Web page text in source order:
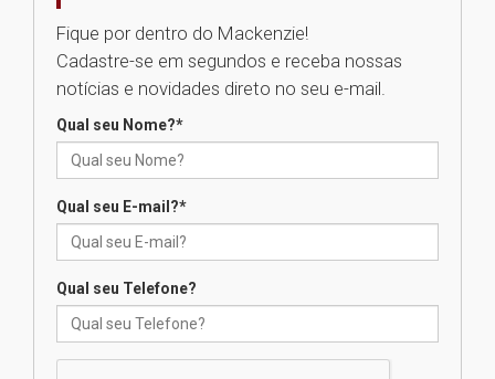
Como o Colégio Mackenzie
Brasília prepara seus
estudantes para o PAS antes
mesmo do Ensino Médio
Como os pais podem investir
XIII Fórum de Aprendizagem
Transformadora reúne
Fique por dentro do Mackenzie!
Cadastre-se em segundos e receba nossas
notícias e novidades direto no seu e-mail.
Qual seu Nome?*
Qual seu E-mail?*
Qual seu Telefone?